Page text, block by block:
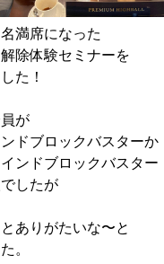
満席になった
除体験セミナーを
た！
が
ドブロックバスターか
ンドブロックバスター
したが
ありがたいな〜と
。